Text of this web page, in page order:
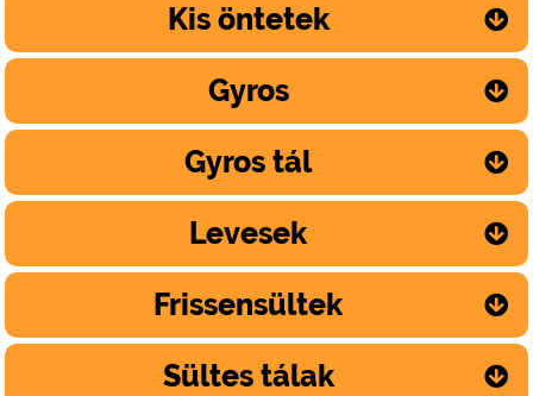
Kis öntetek
Gyros
Gyros tál
Levesek
Frissensültek
Sültes tálak